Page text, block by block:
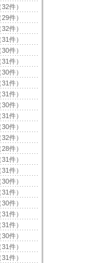
32件）
29件）
32件）
31件）
30件）
31件）
30件）
31件）
31件）
30件）
31件）
30件）
32件）
28件）
31件）
31件）
30件）
31件）
30件）
31件）
31件）
30件）
31件）
31件）